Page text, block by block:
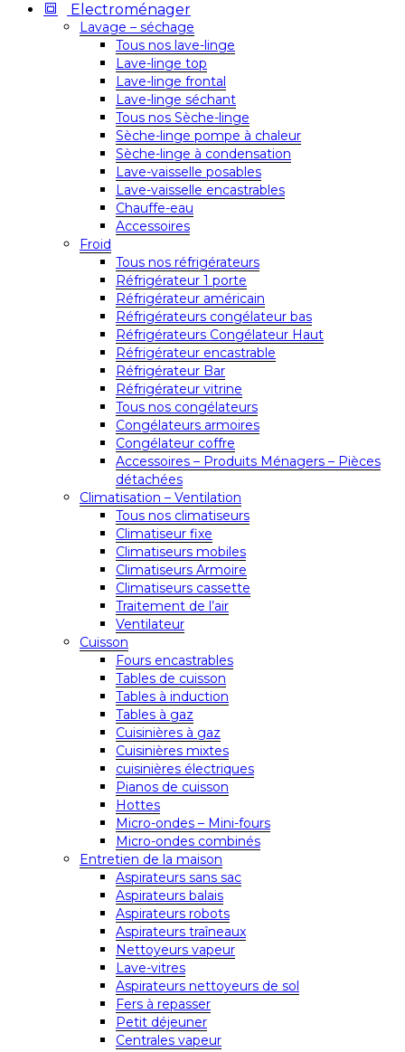
Electroménager
Lavage – séchage
Tous nos lave-linge
Lave-linge top
Lave-linge frontal
Lave-linge séchant
Tous nos Sèche-linge
Sèche-linge pompe à chaleur
Sèche-linge à condensation
Lave-vaisselle posables
Lave-vaisselle encastrables
Chauffe-eau
Accessoires
Froid
Tous nos réfrigérateurs
Réfrigérateur 1 porte
Réfrigérateur américain
Réfrigérateurs congélateur bas
Réfrigérateurs Congélateur Haut
Réfrigérateur encastrable
Réfrigérateur Bar
Réfrigérateur vitrine
Tous nos congélateurs
Congélateurs armoires
Congélateur coffre
Accessoires – Produits Ménagers – Pièces
détachées
Climatisation – Ventilation
Tous nos climatiseurs
Climatiseur fixe
Climatiseurs mobiles
Climatiseurs Armoire
Climatiseurs cassette
Traitement de l’air
Ventilateur
Cuisson
Fours encastrables
Tables de cuisson
Tables à induction
Tables à gaz
Cuisinières à gaz
Cuisinières mixtes
cuisinières électriques
Pianos de cuisson
Hottes
Micro-ondes – Mini-fours
Micro-ondes combinés
Entretien de la maison
Aspirateurs sans sac
Aspirateurs balais
Aspirateurs robots
Aspirateurs traîneaux
Nettoyeurs vapeur
Lave-vitres
Aspirateurs nettoyeurs de sol
Fers à repasser
Petit déjeuner
Centrales vapeur